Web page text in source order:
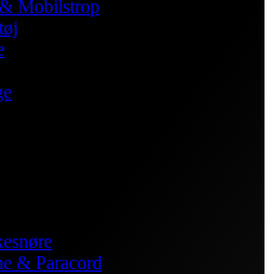
Mobilstrop
& Paracord